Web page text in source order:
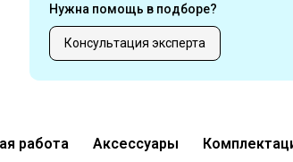
Нужна помощь в подборе?
Консультация эксперта
LCD (1,5 кВА / 1,2 кВт)
работа Аксессуары